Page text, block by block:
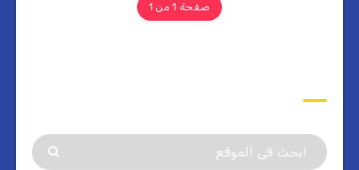
صفحة 1 من 1